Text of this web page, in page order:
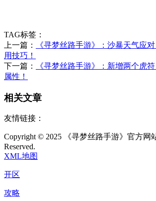
TAG标签：
上一篇：
《寻梦丝路手游》：沙暴天气应
用技巧！
下一篇：
《寻梦丝路手游》：新增两个虎
属性！
相关文章
友情链接：
Copyright © 2025 《寻梦丝路手游》官方网
Reserved.
XML地图
开区
攻略